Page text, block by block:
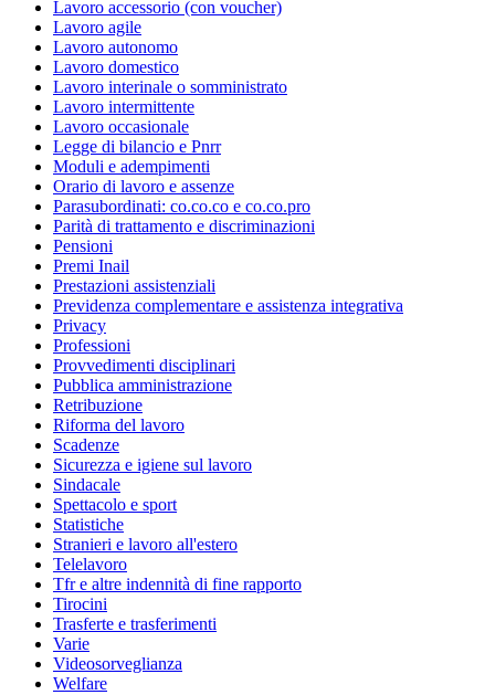
Lavoro accessorio (con voucher)
Lavoro agile
Lavoro autonomo
Lavoro domestico
Lavoro interinale o somministrato
Lavoro intermittente
Lavoro occasionale
Legge di bilancio e Pnrr
Moduli e adempimenti
Orario di lavoro e assenze
Parasubordinati: co.co.co e co.co.pro
Parità di trattamento e discriminazioni
Pensioni
Premi Inail
Prestazioni assistenziali
Previdenza complementare e assistenza integrativa
Privacy
Professioni
Provvedimenti disciplinari
Pubblica amministrazione
Retribuzione
Riforma del lavoro
Scadenze
Sicurezza e igiene sul lavoro
Sindacale
Spettacolo e sport
Statistiche
Stranieri e lavoro all'estero
Telelavoro
Tfr e altre indennità di fine rapporto
Tirocini
Trasferte e trasferimenti
Varie
Videosorveglianza
Welfare